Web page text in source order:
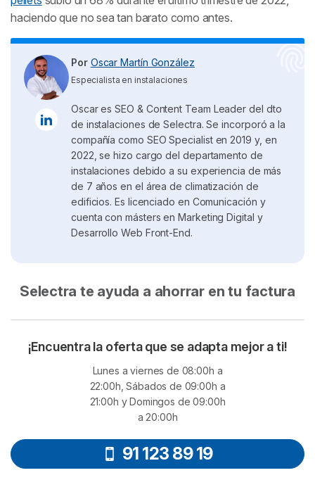
haciendo que no sea tan barato como antes.
Por Oscar Martín González
Especialista en instalaciones
Oscar es SEO & Content Team Leader del dto
de instalaciones de Selectra. Se incorporó a la
compañía como SEO Specialist en 2019 y, en
2022, se hizo cargo del departamento de
instalaciones debido a su experiencia de más
de 7 años en el área de climatización de
edificios. Es licenciado en Comunicación y
cuenta con másters en Marketing Digital y
Desarrollo Web Front-End.
Selectra te ayuda a ahorrar en tu factura
¡Encuentra la oferta que se adapta mejor a ti!
Lunes a viernes de 08:00h a
22:00h, Sábados de 09:00h a
21:00h y Domingos de 09:00h
a 20:00h
91 123 89 19